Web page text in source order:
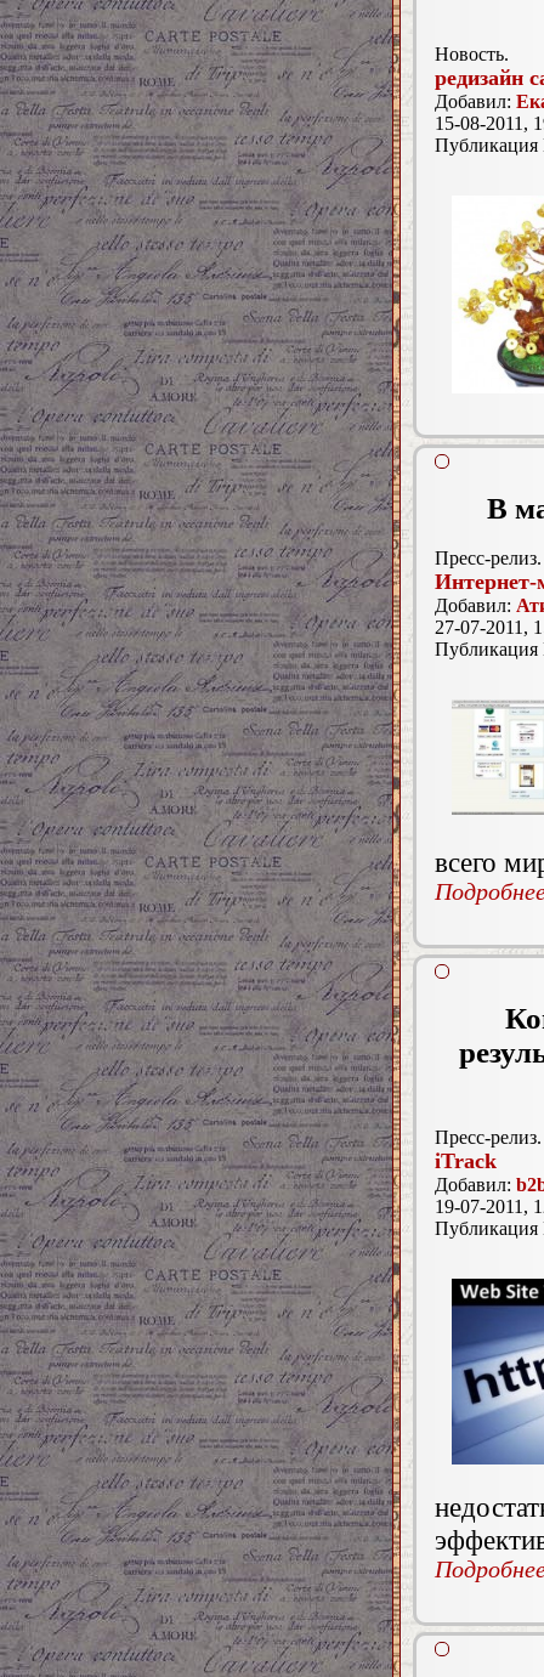
Новость.
редизайн
Добавил:
15-08-2011,
В
Пресс-релиз.
Интернет-
Добавил:
27-07-2011,
всего
Пресс-релиз.
iTrack
Добавил:
19-07-2011,